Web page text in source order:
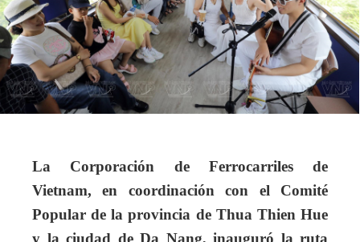
La Corporación de Ferrocarriles de
Vietnam, en coordinación con el Comité
Popular de la provincia de Thua Thien Hue